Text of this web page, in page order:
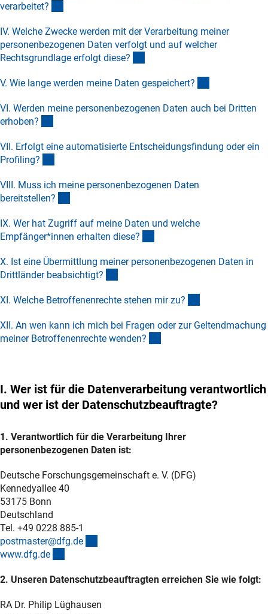
verarbeitet?
IV. Welche Zwecke werden mit der Verarbeitung meiner
personenbezogenen Daten verfolgt und auf welcher
Rechtsgrundlage erfolgt diese?
V. Wie lange werden meine Daten gespeichert?
VI. Werden meine personenbezogenen Daten auch bei Dritten
erhoben?
VII. Erfolgt eine automatisierte Entscheidungsfindung oder ein
Profiling?
VIII. Muss ich meine personenbezogenen Daten
bereitstellen?
IX. Wer hat Zugriff auf meine Daten und welche
Empfänger*innen erhalten diese?
X. Ist eine Übermittlung meiner personenbezogenen Daten in
Drittländer beabsichtigt?
XI. Welche Betroffenenrechte stehen mir zu?
XII. An wen kann ich mich bei Fragen oder zur Geltendmachung
meiner Betroffenenrechte wenden?
I. Wer ist für die Datenverarbeitung verantwortlich
und wer ist der Datenschutzbeauftragte?
1. Verantwortlich für die Verarbeitung Ihrer
personenbezogenen Daten ist:
Deutsche Forschungsgemeinschaft e. V. (DFG)
Kennedyallee 40
53175 Bonn
Deutschland
Tel. +49 0228 885-1
postmaster@dfg.de
www.dfg.de
2. Unseren Datenschutzbeauftragten erreichen Sie wie folgt:
RA Dr. Philip Lüghausen